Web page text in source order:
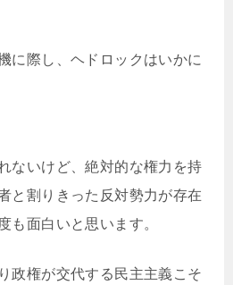
に際し、ヘドロックはいかに
ないけど、絶対的な権力を持
と割りきった反対勢力が存在
も面白いと思います。
政権が交代する民主主義こそ